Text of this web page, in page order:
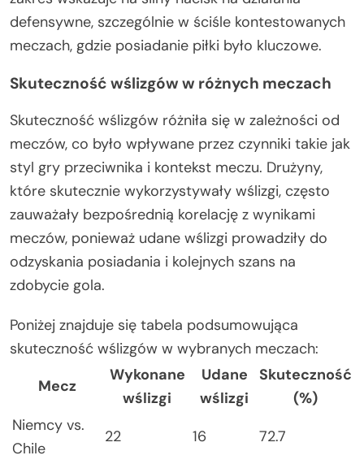
defensywne, szczególnie w ściśle kontestowanych
meczach, gdzie posiadanie piłki było kluczowe.
Skuteczność wślizgów w różnych meczach
Skuteczność wślizgów różniła się w zależności od
meczów, co było wpływane przez czynniki takie jak
styl gry przeciwnika i kontekst meczu. Drużyny,
które skutecznie wykorzystywały wślizgi, często
zauważały bezpośrednią korelację z wynikami
meczów, ponieważ udane wślizgi prowadziły do
odzyskania posiadania i kolejnych szans na
zdobycie gola.
Poniżej znajduje się tabela podsumowująca
skuteczność wślizgów w wybranych meczach:
Mecz
Wykonane
wślizgi
Udane
wślizgi
Skuteczność
(%)
Niemcy vs.
Chile
22 16
72.7